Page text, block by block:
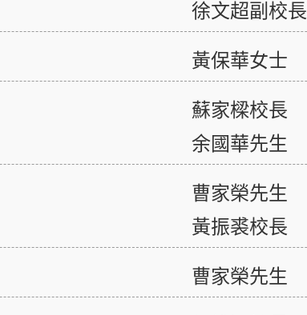
徐文超副校長
黃保華女士
蘇家樑校長
余國華先生
曹家榮先生
黃振裘校長
曹家榮先生